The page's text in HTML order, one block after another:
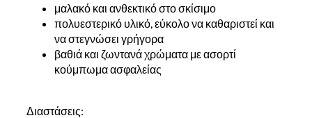
μαλακό και ανθεκτικό στο σκίσιμο
πολυεστερικό υλικό, εύκολο να καθαριστεί και
να στεγνώσει γρήγορα
βαθιά και ζωντανά χρώματα με ασορτί
κούμπωμα ασφαλείας
Διαστάσεις: